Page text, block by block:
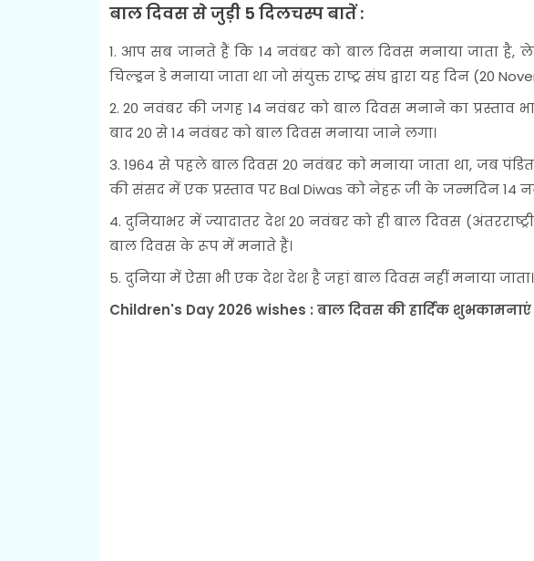
बाल दिवस से जुड़ी 5 दिलचस्प बातें :
1. आप सब जानते हैं कि 14 नवंबर को बाल दिवस मनाया जाता है,
चिल्ड्रन डे मनाया जाता था जो संयुक्त राष्ट्र संघ द्वारा यह दिन (20
2. 20 नवंबर की जगह 14 नवंबर को बाल दिवस मनाने का प्रस्ताव
बाद 20 से 14 नवंबर को बाल दिवस मनाया जाने लगा।
3. 1964 से पहले बाल दिवस 20 नवंबर को मनाया जाता था, जब
की संसद में एक प्रस्ताव पर Bal Diwas को नेहरू जी के जन्मदिन
4. दुनियाभर में ज्यादातर देश 20 नवंबर को ही बाल दिवस
बाल दिवस के रूप में मनाते हैं।
5. दुनिया में ऐसा भी एक देश देश है जहां बाल दिवस नहीं मनाया
Children's Day 2026 wishes : बाल दिवस की हार्दिक शुभकामनाएं